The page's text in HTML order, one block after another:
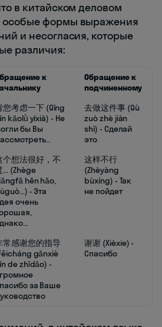
в китайском деловом
особые формы выражения
и несогласия, которые
различия:
к
Обращение к
подчиненному
您考虑一下 (Qǐng
kǎolǜ yíxià) - Не
бы Вы
去做这件事 (Qù
zuò zhè jiàn
shì) - Сделай
это
个想法很好，不
... (Zhège
hěn hǎo,
- Эта
очень
这样不行
(Zhèyàng
bùxíng) - Так
не пойдет
常感谢您的指导
gǎnxiè
de zhǐdǎo) -
за Ваше
谢谢 (Xièxie) -
Спасибо